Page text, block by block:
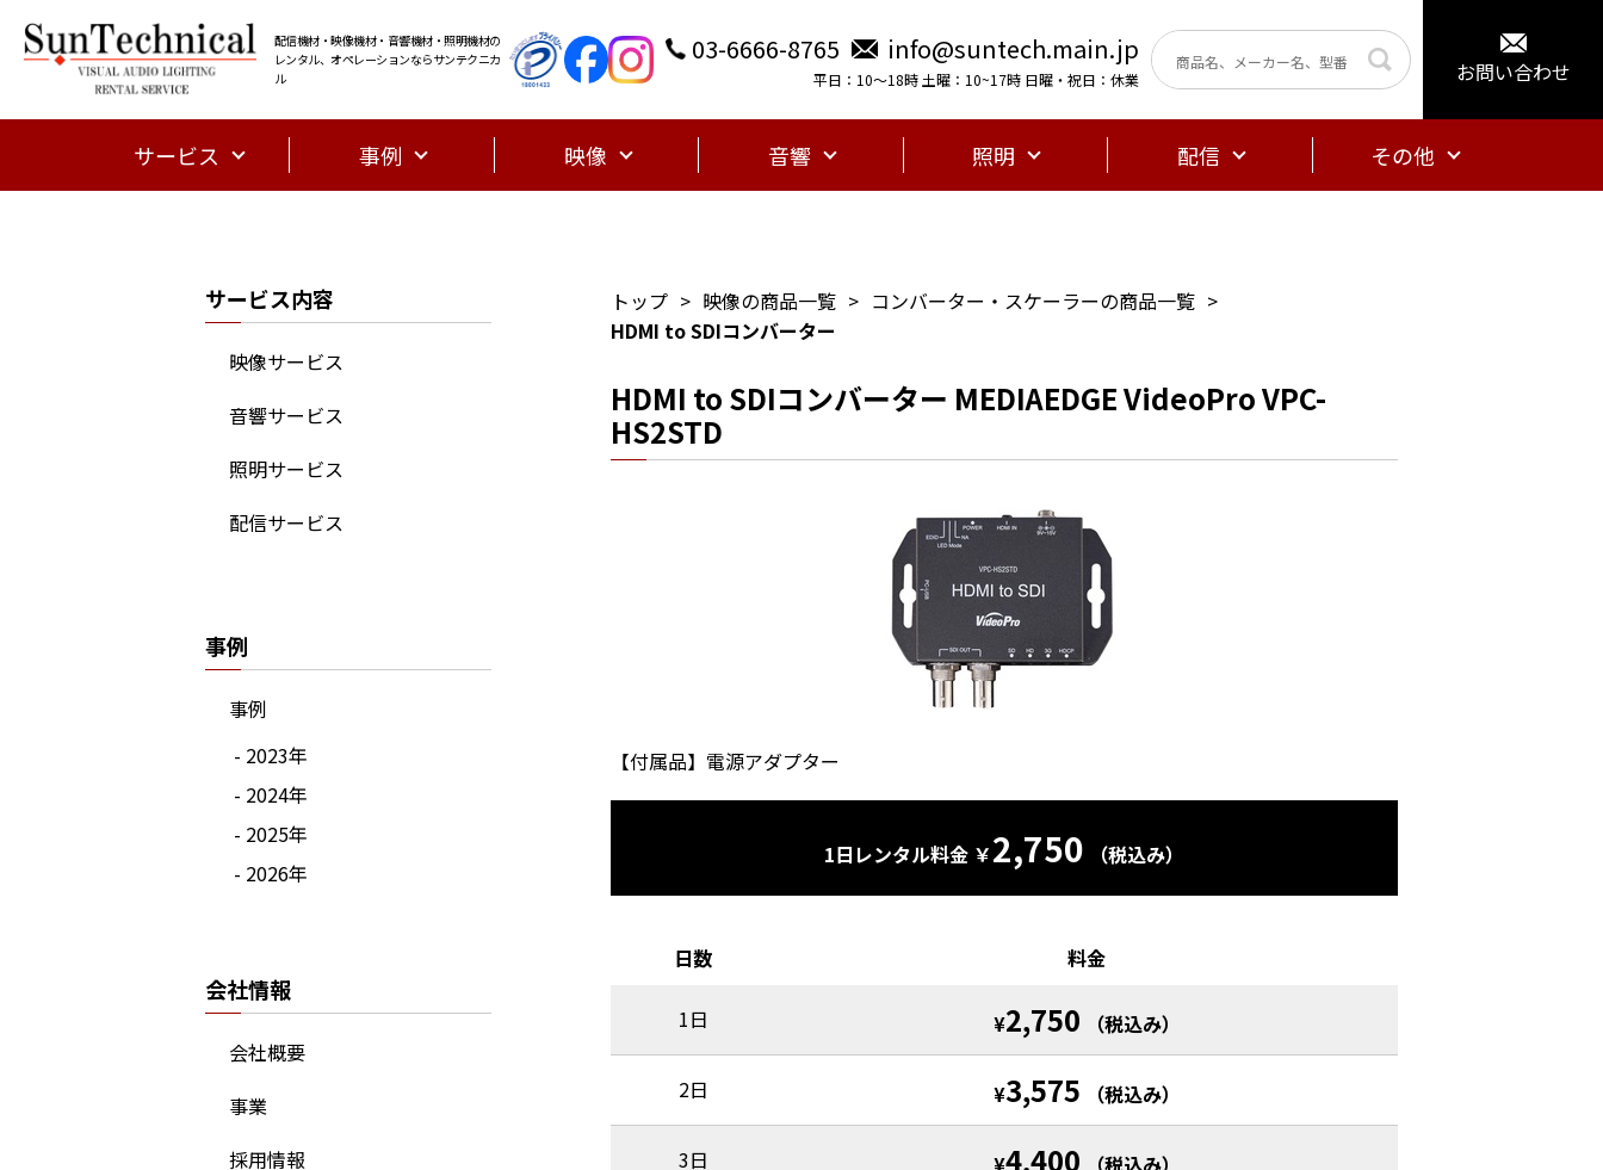
配信機材・映像機材・音響機材・照明機材の
レンタル、オペレーションならサンテクニカ
ル
03-6666-8765 info@suntech.main.jp
平日：10〜18時 土曜：10~17時 日曜・祝日：休業 お問い合わせ
サービス 事例 映像 音響 照明 配信 その他
サービス内容
映像サービス
音響サービス
照明サービス
配信サービス
事例
事例
- 2023年
- 2024年
- 2025年
- 2026年
会社情報
会社概要
事業
採用情報
トップ 映像の商品一覧
コンバーター・スケーラーの商品一覧
HDMI to SDIコンバーター
HDMI to SDIコンバーター MEDIAEDGE VideoPro VPC-
HS2STD
【付属品】電源アダプター
1日レンタル料金 ￥2,750 （税込み）
日数 料金
1日 ¥2,750 （税込み）
2日 ¥3,575 （税込み）
3日 ¥4,400 （税込み）